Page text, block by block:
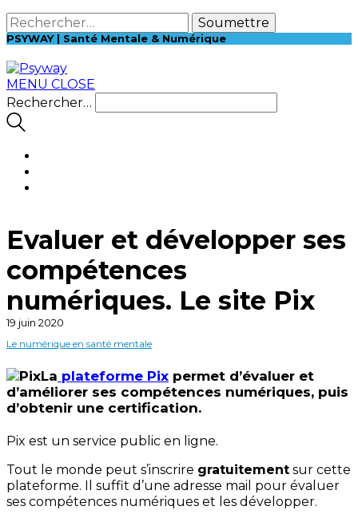
PSYWAY | Santé Mentale & Numérique
MENU CLOSE
Rechercher…
Evaluer et développer ses
compétences
numériques. Le site Pix
19 juin 2020
Le numérique en santé mentale
La plateforme Pix permet d’évaluer et
d’améliorer ses compétences numériques, puis
d’obtenir une certification.
Pix est un service public en ligne.
Tout le monde peut s’inscrire gratuitement sur cette
plateforme. Il suffit d’une adresse mail pour évaluer
ses compétences numériques et les développer.